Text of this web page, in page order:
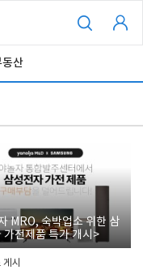
동산
MRO, 숙박업소 위한 삼
가전제품 특가 개시>
시